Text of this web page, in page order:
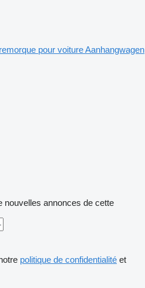
remorque pour voiture Aanhangwagen
nouvelles annonces de cette
politique de confidentialité et